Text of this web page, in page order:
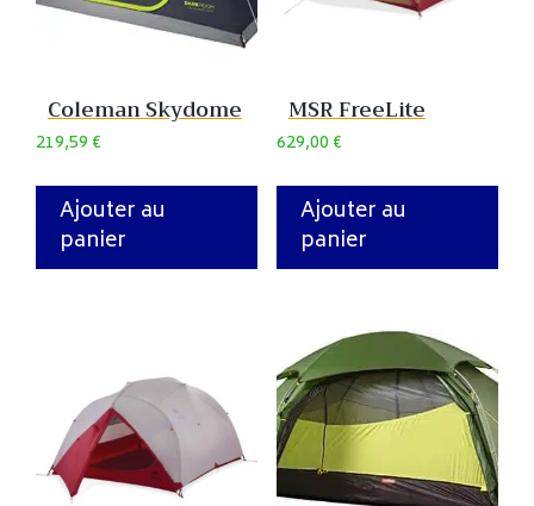
Coleman Skydome
219,59€
Ajouter au
panier
MSR FreeLite
629,00€
Ajouter au
panier